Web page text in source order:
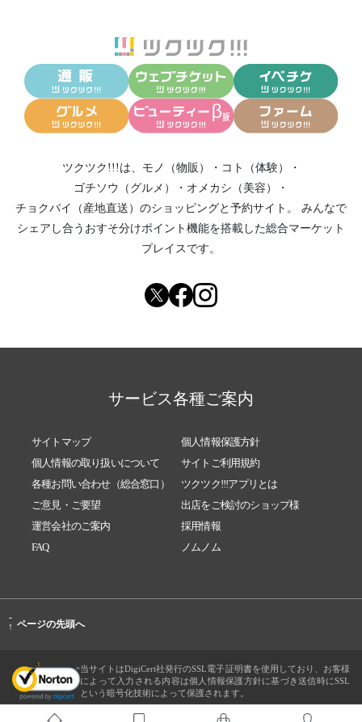
ツクツク!!!は、 モノ（物販） ・ コト（体験）
・
ゴチソウ（グルメ）
・ オメカシ（美容）
・
チョクバイ（産地直送） のショッピングと予約サイト。
みんなで
シェアし合う おすそ分けポイント機能を搭載した総合マーケット
プレイスです。
サービス各種ご案内
サイトマップ
個人情報保護方針
個人情報の取り扱いについて
サイトご利用規約
各種お問い合わせ（総合窓口）
ツクツク!!!アプリとは
ご意見・ご要望
出店をご検討のショップ様
運営会社のご案内
採用情報
FAQ
ノムノム
-
↑ ページの先頭へ
当サイトはDigiCert社発行のSSL電子証明書を使用しており、お客様
によって入力される内容は個人情報保護方針に基づき送信時にSSL
という暗号化技術によって保護されます。